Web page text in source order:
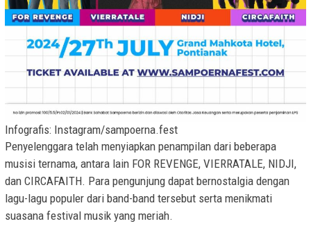
Infografis: Instagram/sampoerna.fest
Penyelenggara telah menyiapkan penampilan dari beberapa
musisi ternama, antara lain FOR REVENGE, VIERRATALE, NIDJI,
dan CIRCAFAITH. Para pengunjung dapat bernostalgia dengan
lagu-lagu populer dari band-band tersebut serta menikmati
suasana festival musik yang meriah.